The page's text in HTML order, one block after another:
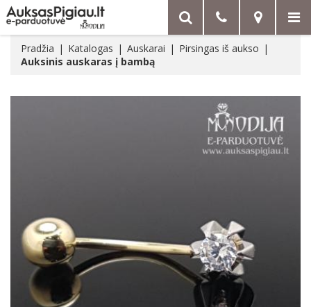
Pradžia Katalogas Auskarai
Pirsingas iš aukso
Auksinis auskaras į bambą